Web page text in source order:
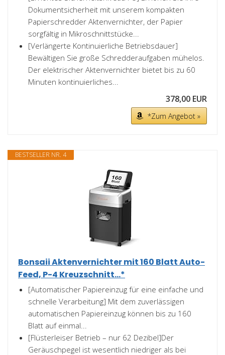
Dokumentsicherheit mit unserem kompakten
Papierschredder Aktenvernichter, der Papier
sorgfältig in Mikroschnittstücke...
[Verlängerte Kontinuierliche Betriebsdauer]
Bewältigen Sie große Schredderaufgaben mühelos.
Der elektrischer Aktenvernichter bietet bis zu 60
Minuten kontinuierliches...
378,00 EUR
*Zum Angebot »
BESTSELLER NR. 4
Bonsaii Aktenvernichter mit 160 Blatt Auto-
Feed, P-4 Kreuzschnitt...*
[Automatischer Papiereinzug für eine einfache und
schnelle Verarbeitung] Mit dem zuverlässigen
automatischen Papiereinzug können bis zu 160
Blatt auf einmal...
[Flüsterleiser Betrieb – nur 62 Dezibel]Der
Geräuschpegel ist wesentlich niedriger als bei